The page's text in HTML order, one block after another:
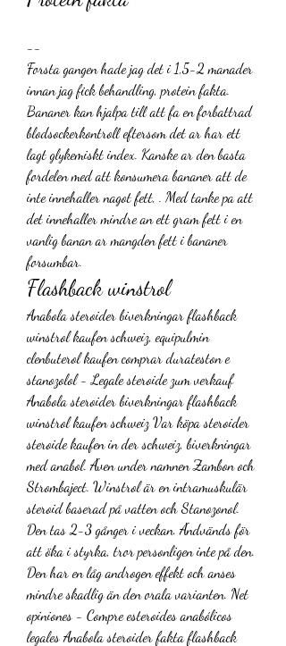
--
Forsta gangen hade jag det i 1,5-2 manader
innan jag fick behandling, protein fakta.
Bananer kan hjalpa till att fa en forbattrad
blodsockerkontroll eftersom det ar har ett
lagt glykemiskt index. Kanske ar den basta
fordelen med att konsumera bananer att de
inte innehaller nagot fett, . Med tanke pa att
det innehaller mindre an ett gram fett i en
vanlig banan ar mangden fett i bananer
forsumbar.
Flashback winstrol
Anabola steroider biverkningar flashback
winstrol kaufen schweiz, equipulmin
clenbuterol kaufen comprar durateston e
stanozolol - Legale steroide zum verkauf
Anabola steroider biverkningar flashback
winstrol kaufen schweiz Var köpa steroider
steroide kaufen in der schweiz, biverkningar
med anabol. Även under namnen Zambon och
Strombaject. Winstrol är en intramuskulär
steroid baserad på vatten och Stanozonol.
Den tas 2-3 gånger i veckan. Ändvänds för
att öka i styrka, tror personligen inte på den.
Den har en låg androgen effekt och anses
mindre skadlig än den orala varianten. Net
opiniones - Compre esteroides anabólicos
legales Anabola steroider fakta flashback